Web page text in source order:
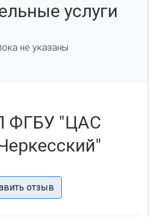
услуги
не указаны
ФГБУ "ЦАС
отзыв